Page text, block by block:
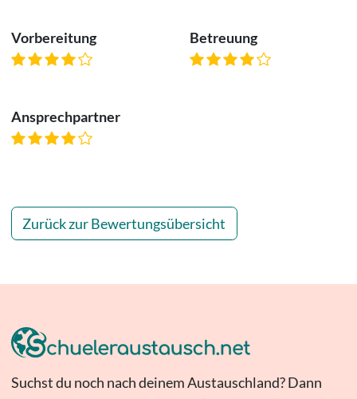
Vorbereitung Betreuung
Ansprechpartner
Zurück zur Bewertungsübersicht
Suchst du noch nach deinem Austauschland? Dann